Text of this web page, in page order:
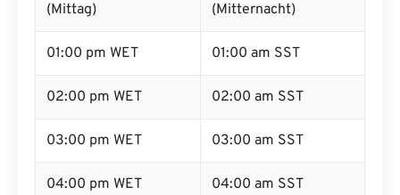
(Mittag)
(Mitternacht)
01:00 pm WET 01:00 am SST
02:00 pm WET 02:00 am SST
03:00 pm WET 03:00 am SST
04:00 pm WET 04:00 am SST